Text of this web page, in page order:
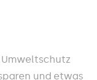
und etwas